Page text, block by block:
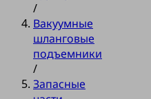
/
Вакуумные
шланговые
подъемники
/
Запасные